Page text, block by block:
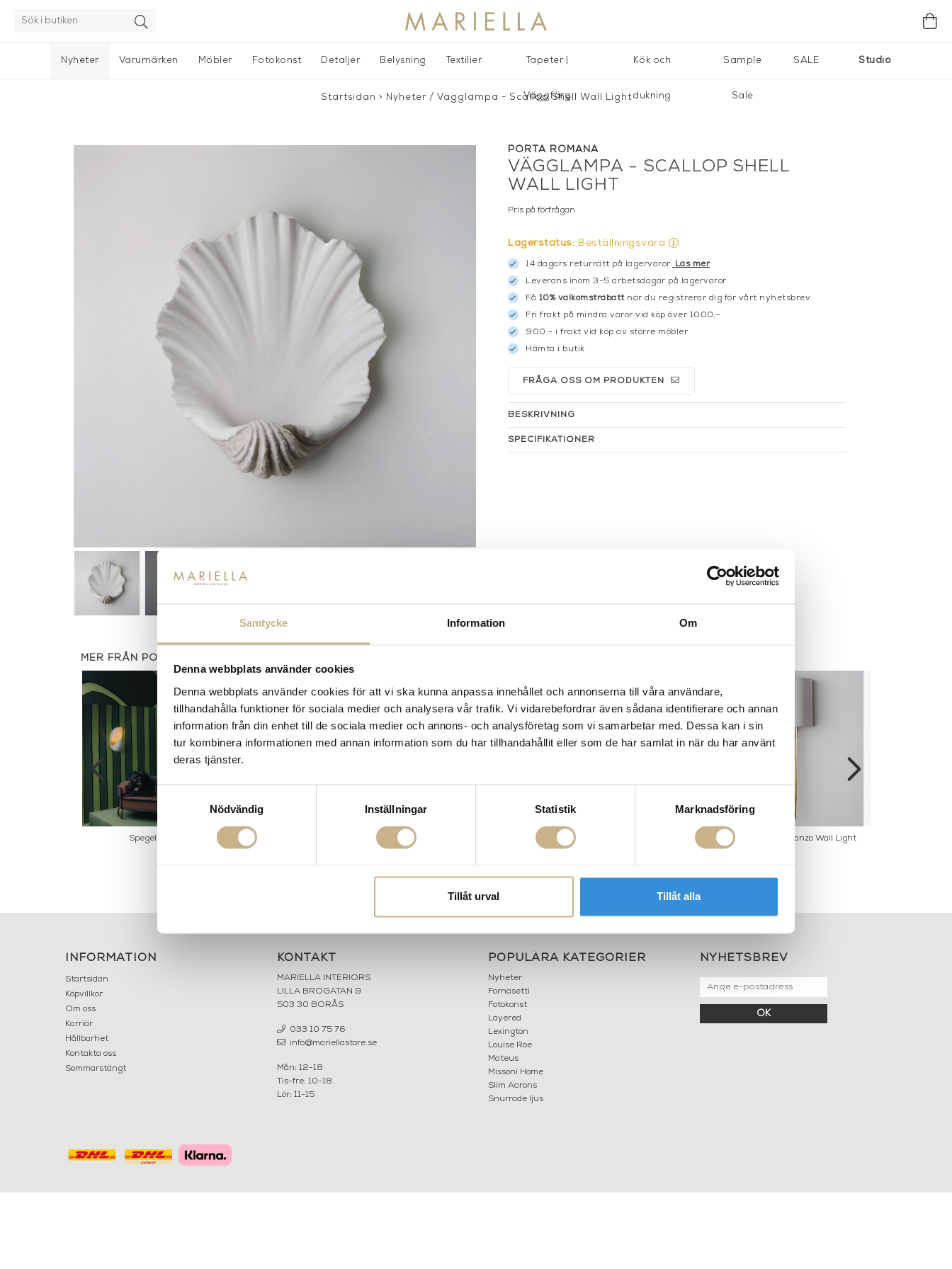
Samtycke Information Om
Denna webbplats använder cookies
Denna webbplats använder cookies för att vi ska kunna anpassa innehållet och annonserna till våra användare,
tillhandahålla funktioner för sociala medier och analysera vår trafik. Vi vidarebefordrar även sådana identifierare och annan
information från din enhet till de sociala medier och annons- och analysföretag som vi samarbetar med. Dessa kan i sin
tur kombinera informationen med annan information som du har tillhandahållit eller som de har samlat in när du har använt
deras tjänster.
Samtyckesval
Nödvändig
Inställningar Statistik Marknadsföring
Tillåt urval Tillåt alla
Nyheter Studio
Varumärken Möbler Fotokonst Detaljer Belysning Textilier Tapeter |
Väggfärg
Kök och
dukning
Sample
Sale
SALE
Startsidan > Nyheter/ Vägglampa - Scallop Shell Wall Light
PORTA ROMANA
VÄGGLAMPA - SCALLOP SHELL
WALL LIGHT
Pris på förfrågan
Lagerstatus: Beställningsvara
14 dagars returrätt på lagervaror. Läs mer
Leverans inom 3-5 arbetsdagar på lagervaror
Få 10% välkomstrabattnär du registrerar dig för vårt nyhetsbrev
Fri frakt på mindra varor vid köp över 1000:-
900:- i frakt vid köp av större möbler
Hämta i butik
FRÅGA OSS OM PRODUKTEN
BESKRIVNING
SPECIFIKATIONER
MER FRÅN PORTA ROMANA
Spegel - Zande Taklampa - Mushroom Chandelier Vägglampa - Hanzo Wall Light
INFORMATION
Startsidan
Köpvillkor
Om oss
Karriär
Hållbarhet
Kontakta oss
Sommarstängt
KONTAKT
MARIELLA INTERIORS
LILLA BROGATAN 9
503 30 BORÅS
033 10 75 76
info@mariellastore.se
Mån: 12-18
Tis-fre: 10-18
Lör: 11-15
POPULÄRA KATEGORIER
Nyheter
Fornasetti
Fotokonst
Layered
Lexington
Louise Roe
Mateus
Missoni Home
Slim Aarons
Snurrade ljus
NYHETSBREV
OK